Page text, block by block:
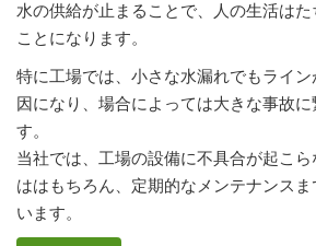
水の供給が止まることで、人の生活は
ことになります。
特に工場では、小さな水漏れでもライ
因になり、場合によっては大きな事故
す。
当社では、工場の設備に不具合が起こ
ははもちろん、定期的なメンテナンス
います。